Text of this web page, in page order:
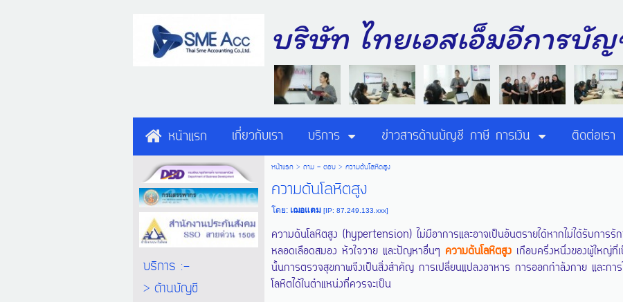
บริษัท ไทยเอสเอ็มอีกา
หน้าแรก เกี่ยวกับเรา บริการ ข่าวสารด้านบัญชี ภาษี การเงิน ติดต่อเรา
บริการ :-
> ด้านบัญชี
หน้าแรก> ถาม - ตอบ> ความดันโลหิตสูง
ความดันโลหิตสูง
โดย:เฌอแตม [IP: 87.249.133.xxx]
ความดันโลหิตสูง (hypertension) ไม่มีอาการและอาจเป็นอันตรายได้หากไม่ได้รับการ
หลอดเลือดสมอง หัวใจวาย และปัญหาอื่นๆ ความดันโลหิตสูงเกือบครึ่งหนึ่งของผู้ใหญ่ที่
นั้นการตรวจสุขภาพจึงเป็นสิ่งสำคัญ การเปลี่ยนแปลงอาหาร การออกกำลังกาย และก
โลหิตได้ในตำแหน่งที่ควรจะเป็น